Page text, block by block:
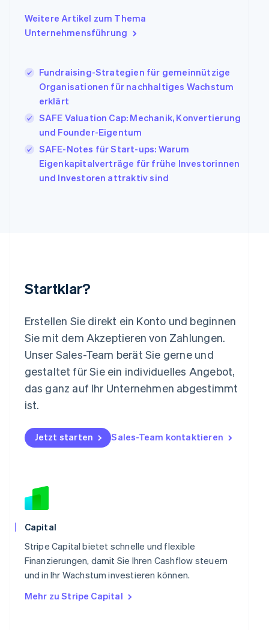
Weitere Artikel zum Thema
Unternehmensführung
Fundraising-Strategien für gemeinnützige
Organisationen für nachhaltiges Wachstum
erklärt
SAFE Valuation Cap: Mechanik, Konvertierung
und Founder-Eigentum
SAFE-Notes für Start-ups: Warum
Eigenkapitalverträge für frühe Investorinnen
und Investoren attraktiv sind
Startklar?
Erstellen Sie direkt ein Konto und beginnen
Sie mit dem Akzeptieren von Zahlungen.
Unser Sales-Team berät Sie gerne und
gestaltet für Sie ein individuelles Angebot,
das ganz auf Ihr Unternehmen abgestimmt
ist.
Jetzt starten Sales-Team kontaktieren
Capital
Stripe Capital bietet schnelle und flexible
Finanzierungen, damit Sie Ihren Cashflow steuern
und in Ihr Wachstum investieren können.
Mehr zu Stripe Capital
Indien
English
Irland
ItalianoEnglish
Japan
日本語
Kanada
EnglishFrançais
Kroatien
English Italiano
Lettland
English
Liechtenstein
English
Español English
Neuseeland
English
Niederlande
Norwegen
English
Polen
English
Portugal
English
Svenska
Schweiz
Deutsch
Singapur
English 简体中文
Slowakei
English
Slowenien